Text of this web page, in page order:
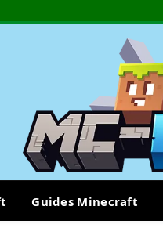
Guides Minecraft